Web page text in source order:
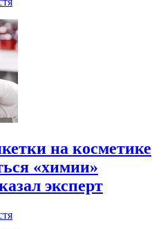
на косметике
«химии»
эксперт